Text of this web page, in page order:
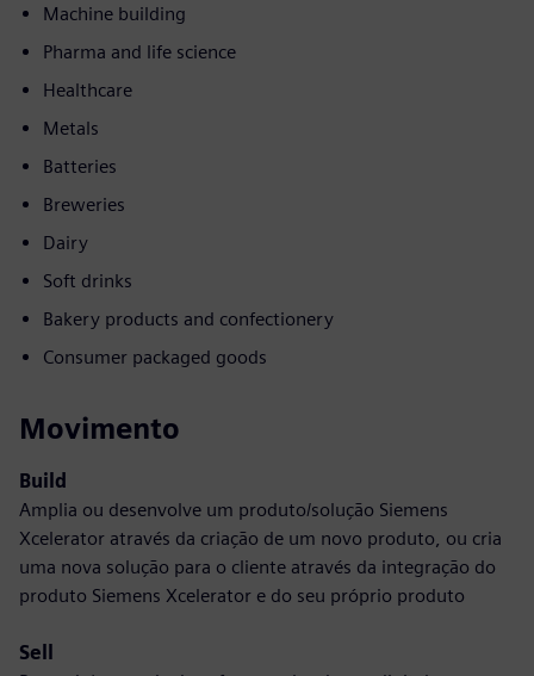
Machine building
Pharma and life science
Healthcare
Metals
Batteries
Breweries
Dairy
Soft drinks
Bakery products and confectionery
Consumer packaged goods
Movimento
Build
Amplia ou desenvolve um produto/solução Siemens
Xcelerator através da criação de um novo produto, ou cria
uma nova solução para o cliente através da integração do
produto Siemens Xcelerator e do seu próprio produto
Sell